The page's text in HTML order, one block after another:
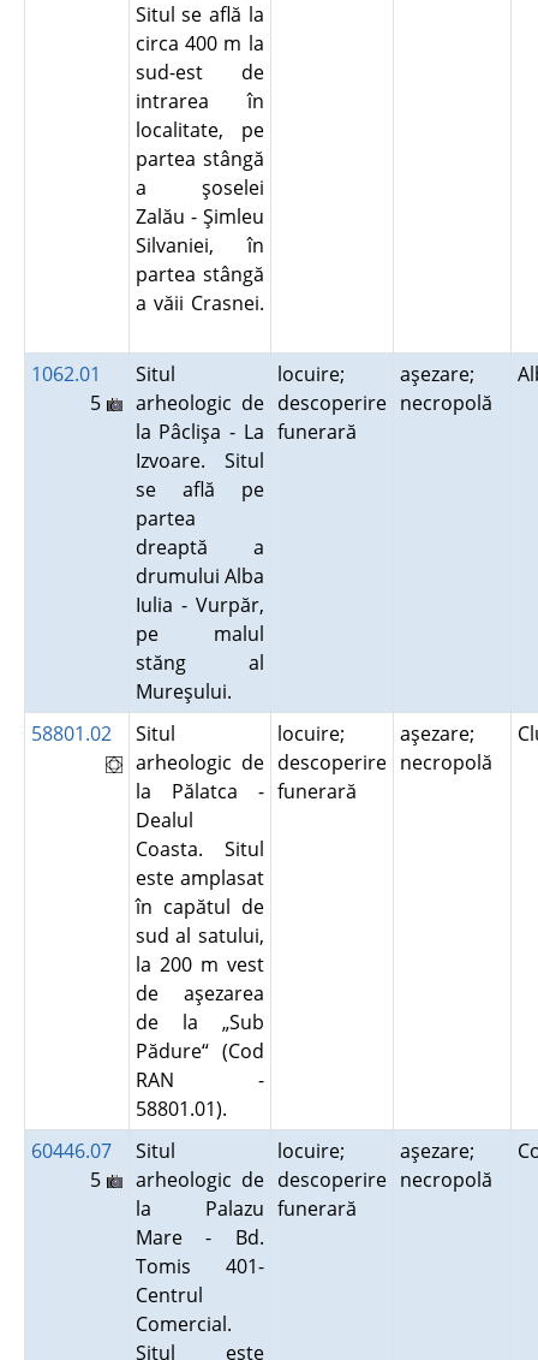
Situl se află la
circa 400 m la
sud-est de
intrarea în
localitate, pe
partea stângă
a şoselei
Zalău - Şimleu
Silvaniei, în
partea stângă
a văii Crasnei.
1062.01
5
Situl
arheologic de
la Pâclişa - La
Izvoare. Situl
se află pe
partea
dreaptă a
drumului Alba
Iulia - Vurpăr,
pe malul
stăng al
Mureşului.
locuire;
descoperire
funerară
aşezare;
necropolă
58801.02
Situl
arheologic de
la Pălatca -
Dealul
Coasta. Situl
este amplasat
în capătul de
sud al satului,
la 200 m vest
de aşezarea
de la „Sub
Pădure“ (Cod
RAN -
58801.01).
locuire;
descoperire
funerară
aşezare;
necropolă
60446.07
5
Situl
arheologic de
la Palazu
Mare - Bd.
Tomis 401-
Centrul
Comercial.
Situl este
locuire;
descoperire
funerară
aşezare;
necropolă